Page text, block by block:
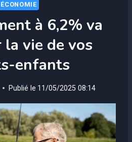
ÉCONOMIE
à 6,2% va
la vie de vos
enfants
Publié le 11/05/2025 08:14